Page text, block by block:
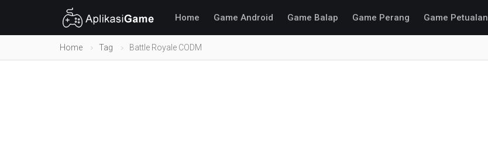
Home Game Android Game Balap Game Perang Game
Home Tag Battle Royale CODM